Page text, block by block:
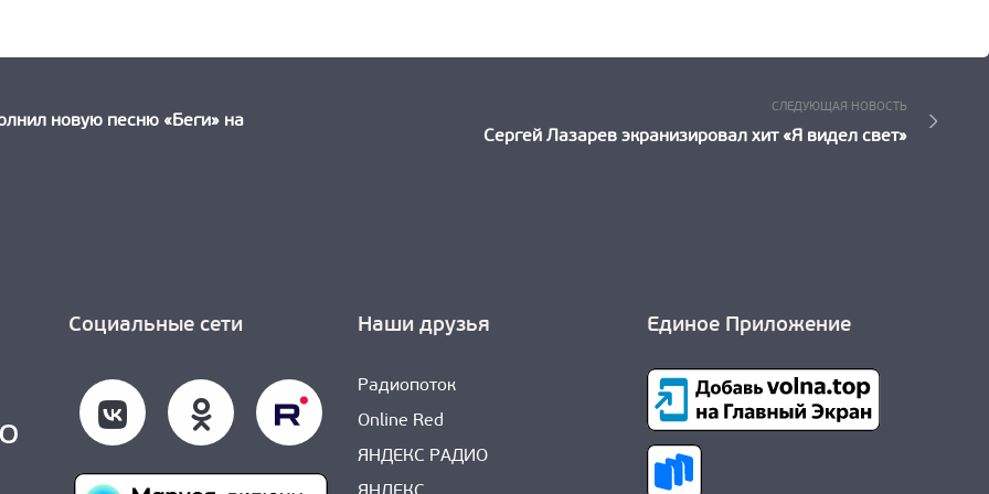
новую песню «Беги» на
СЛЕДУЮЩАЯ НОВОСТЬ
Новость:
Сергей Лазарев экранизировал хит «Я видел свет»
Социальные сети Наши друзья
Радиопоток
Online Red
ЯНДЕКС РАДИО
Единое Приложение